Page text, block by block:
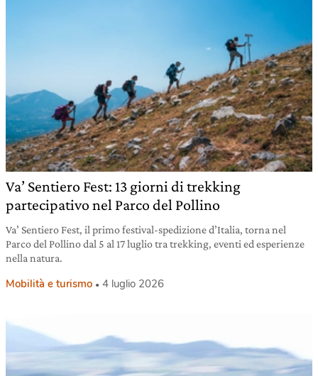
Va’ Sentiero Fest: 13 giorni di trekking
partecipativo nel Parco del Pollino
Va’ Sentiero Fest, il primo festival-spedizione d’Italia, torna nel
Parco del Pollino dal 5 al 17 luglio tra trekking, eventi ed esperienze
nella natura.
Mobilità e turismo 4 luglio 2026